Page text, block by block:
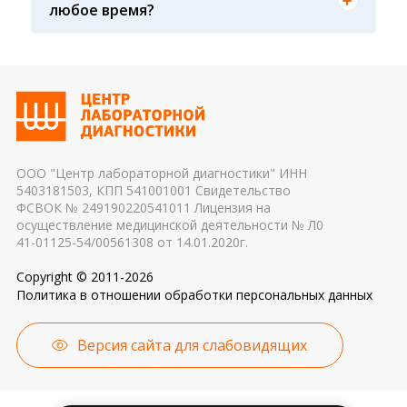
Транспортировка и хранение биологического
применяемые реагенты также могут стать
причиной погрешности в результатах
любое время?
дня, поэтому взятие крови обычно проводится
ООО "Центр лабораторной диагностики" ИНН
5403181503, КПП 541001001 Свидетельство
ФСВОК № 249190220541011 Лицензия на
осуществление медицинской деятельности № Л0
41-01125-54/00561308 от 14.01.2020г.
Copyright © 2011-2026
Политика в отношении обработки персональных данных
Версия сайта для слабовидящих